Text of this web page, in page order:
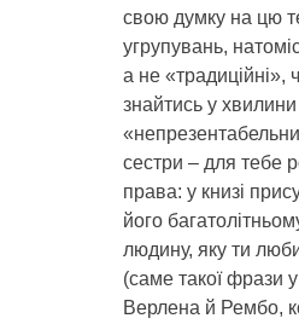
свою думку на цю
угрупувань,
а не «традиційні»,
знайтись у хвилини
сестри – для тебе
права: у книзі
його
людину, яку ти
(саме такої фрази
Верлена й Рембо,